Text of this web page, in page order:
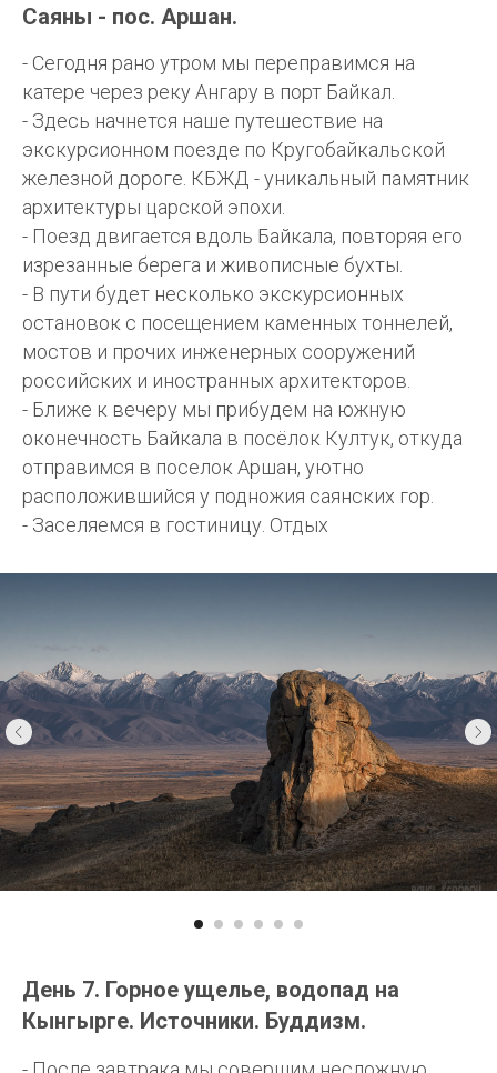
Саяны - пос. Аршан.
- Сегодня рано утром мы переправимся на
катере через реку Ангару в порт Байкал.
- Здесь начнется наше путешествие на
экскурсионном поезде по Кругобайкальской
железной дороге. КБЖД - уникальный памятник
архитектуры царской эпохи.
- Поезд двигается вдоль Байкала, повторяя его
изрезанные берега и живописные бухты.
- В пути будет несколько экскурсионных
остановок с посещением каменных тоннелей,
мостов и прочих инженерных сооружений
российских и иностранных архитекторов.
- Ближе к вечеру мы прибудем на южную
оконечность Байкала в посёлок Култук, откуда
отправимся в поселок Аршан, уютно
расположившийся у подножия саянских гор.
- Заселяемся в гостиницу. Отдых
День 7. Горное ущелье, водопад на
Кынгырге. Источники. Буддизм.